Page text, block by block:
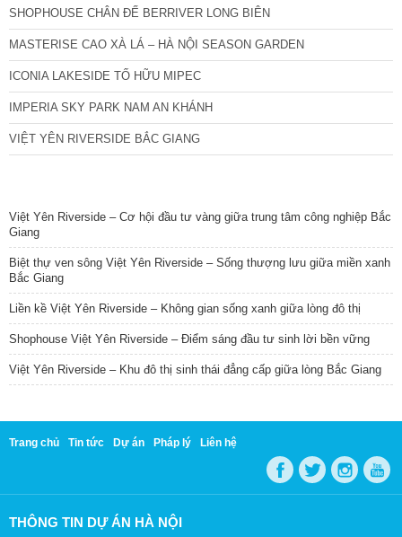
SHOPHOUSE CHÂN ĐẾ BERRIVER LONG BIÊN
MASTERISE CAO XÀ LÁ – HÀ NỘI SEASON GARDEN
ICONIA LAKESIDE TỐ HỮU MIPEC
IMPERIA SKY PARK NAM AN KHÁNH
VIỆT YÊN RIVERSIDE BẮC GIANG
Việt Yên Riverside – Cơ hội đầu tư vàng giữa trung tâm công nghiệp Bắc
Giang
Biệt thự ven sông Việt Yên Riverside – Sống thượng lưu giữa miền xanh
Bắc Giang
Liền kề Việt Yên Riverside – Không gian sống xanh giữa lòng đô thị
Shophouse Việt Yên Riverside – Điểm sáng đầu tư sinh lời bền vững
Việt Yên Riverside – Khu đô thị sinh thái đẳng cấp giữa lòng Bắc Giang
Trang chủ Tin tức Dự án Pháp lý Liên hệ
THÔNG TIN DỰ ÁN HÀ NỘI